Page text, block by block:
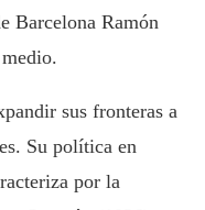
Barcelona Ramón
sus fronteras a
Su política en
por la